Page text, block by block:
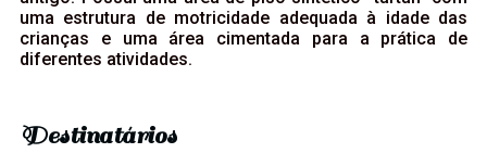
uma estrutura de motricidade adequada à idade das
crianças e uma área cimentada para a prática de
diferentes atividades.
Destinatários